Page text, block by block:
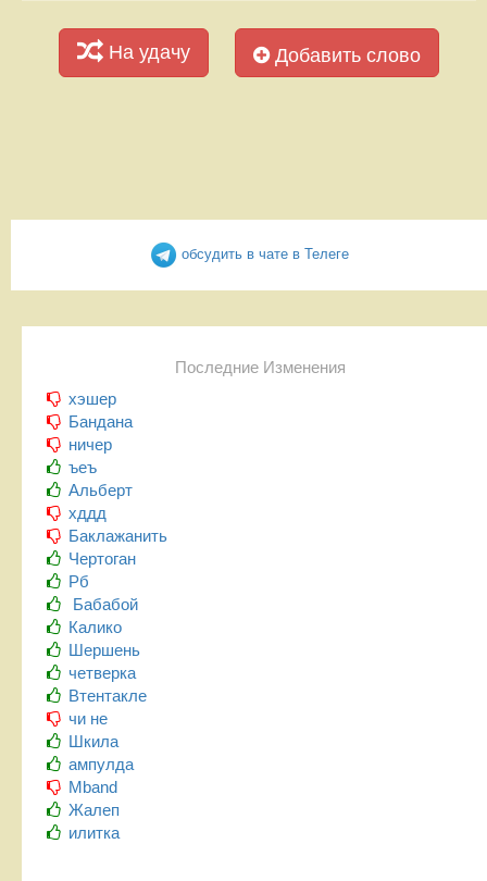
На удачу Добавить слово
обсудить в чате в Телеге
Последние Изменения
хэшер
Бандана
ничер
ъеъ
Альберт
хддд
Баклажанить
Чертоган
Рб
Бабабой
Калико
Шершень
четверка
Втентакле
чи не
Шкила
ампулда
Mband
Жалеп
илитка